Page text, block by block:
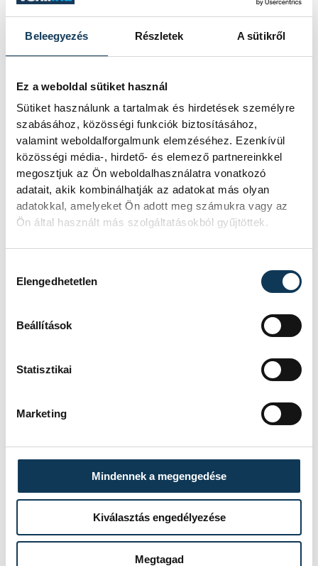
Beleegyezés Részletek A sütikről
Ez a weboldal sütiket használ
Sütiket használunk a tartalmak és hirdetések személyre
szabásához, közösségi funkciók biztosításához,
valamint weboldalforgalmunk elemzéséhez. Ezenkívül
közösségi média-, hirdető- és elemező partnereinkkel
megosztjuk az Ön weboldalhasználatra vonatkozó
adatait, akik kombinálhatják az adatokat más olyan
adatokkal, amelyeket Ön adott meg számukra vagy az
Ön által használt más szolgáltatásokból gyűjtöttek.
Elengedhetetlen
Beállítások
Statisztikai
Marketing
Mindennek a megengedése
Kiválasztás engedélyezése
Megtagad
szöveteit felszívja. A magánál jóval
nagyobb csigát is megtámadja.
HelloVP!
SZERZŐ
Cseh
Zoltán